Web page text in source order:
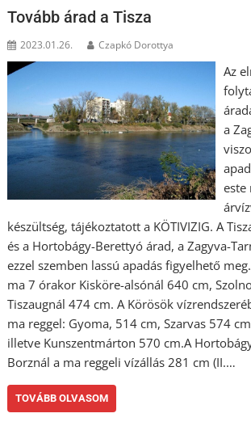
Tovább árad a Tisza
2023.01.26. Czapkó Dorottya
Az
a
este
készültség, tájékoztatott a KÖTIVIZIG. A
és a Hortobágy-Berettyó árad, a Zagyva-
ezzel szemben lassú apadás figyelhető
ma 7 órakor Kisköre-alsónál 640 cm,
Tiszaugnál 474 cm. A Körösök
ma reggel: Gyoma, 514 cm, Szarvas 574
illetve Kunszentmárton 570 cm.A
Borznál a ma reggeli vízállás 281 cm (II.…
TOVÁBB OLVASOM